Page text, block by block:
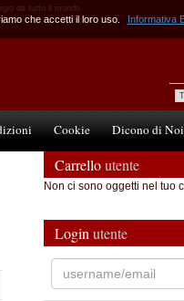
da tutto il mondo
Cookie Dicono di Noi
Carrelloutente
Non ci sono oggetti nel tuo
Login utente
che accetti il loro uso. Informativa